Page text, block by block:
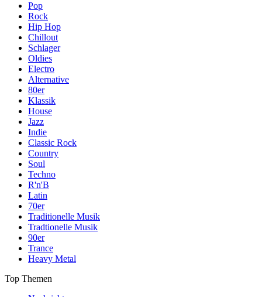
Pop
Rock
Hip Hop
Chillout
Schlager
Oldies
Electro
Alternative
80er
Klassik
House
Jazz
Indie
Classic Rock
Country
Soul
Techno
R'n'B
Latin
70er
Traditionelle Musik
Tradtionelle Musik
90er
Trance
Heavy Metal
Top Themen